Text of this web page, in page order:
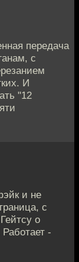
передача
с
И
"12
и не
с
о
-